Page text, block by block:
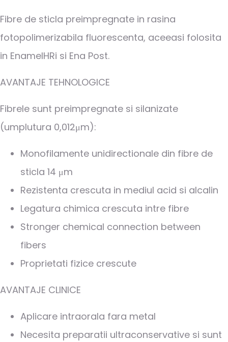
Fibre de sticla preimpregnate in rasina
fotopolimerizabila fluorescenta, aceeasi folosita
in EnamelHRi si Ena Post.
AVANTAJE TEHNOLOGICE
Fibrele sunt preimpregnate si silanizate
(umplutura 0,012μm):
Monofilamente unidirectionale din fibre de
sticla 14 μm
Rezistenta crescuta in mediul acid si alcalin
Legatura chimica crescuta intre fibre
Stronger chemical connection between
fibers
Proprietati fizice crescute
AVANTAJE CLINICE
Aplicare intraorala fara metal
Necesita preparatii ultraconservative si sunt